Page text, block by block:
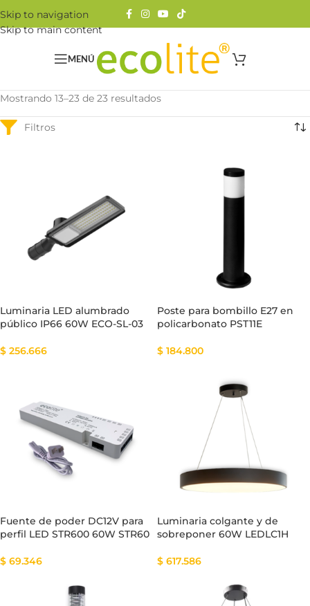
Skip to navigation
Skip to main content
MENÚ
Mostrando 13–23 de 23 resultados
Luminaria LED alumbrado
público IP66 60W ECO-SL-03
$ 256.666
Poste para bombillo E27 en
policarbonato PST11E
$ 184.800
Fuente de poder DC12V para
perfil LED STR600 60W STR60
$ 69.346
Luminaria colgante y de
sobreponer 60W LEDLC1H
$ 617.586